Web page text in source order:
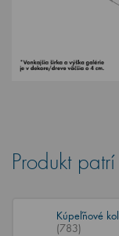
Produkt
Kúpeľňové
(783)